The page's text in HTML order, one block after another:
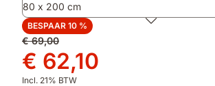
en
andere
allergenen
machine
80 x 200 cm
BESPAAR 10 %
Oorspronkelijke
prijs
€ 69,00
€ 69,00
Prijs
€ 62,10
€ 62,10
Incl. 21% BTW